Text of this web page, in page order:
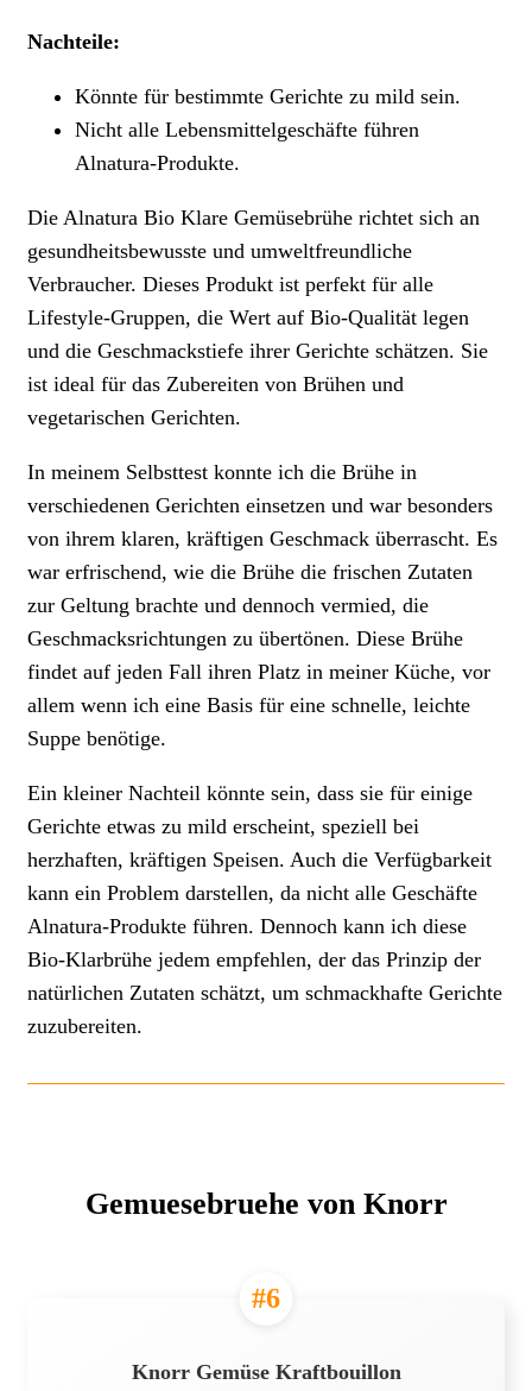
Nachteile:
Könnte für bestimmte Gerichte zu mild sein.
Nicht alle Lebensmittelgeschäfte führen
Alnatura-Produkte.
Die Alnatura Bio Klare Gemüsebrühe richtet sich an
gesundheitsbewusste und umweltfreundliche
Verbraucher. Dieses Produkt ist perfekt für alle
Lifestyle-Gruppen, die Wert auf Bio-Qualität legen
und die Geschmackstiefe ihrer Gerichte schätzen. Sie
ist ideal für das Zubereiten von Brühen und
vegetarischen Gerichten.
In meinem Selbsttest konnte ich die Brühe in
verschiedenen Gerichten einsetzen und war besonders
von ihrem klaren, kräftigen Geschmack überrascht. Es
war erfrischend, wie die Brühe die frischen Zutaten
zur Geltung brachte und dennoch vermied, die
Geschmacksrichtungen zu übertönen. Diese Brühe
findet auf jeden Fall ihren Platz in meiner Küche, vor
allem wenn ich eine Basis für eine schnelle, leichte
Suppe benötige.
Ein kleiner Nachteil könnte sein, dass sie für einige
Gerichte etwas zu mild erscheint, speziell bei
herzhaften, kräftigen Speisen. Auch die Verfügbarkeit
kann ein Problem darstellen, da nicht alle Geschäfte
Alnatura-Produkte führen. Dennoch kann ich diese
Bio-Klarbrühe jedem empfehlen, der das Prinzip der
natürlichen Zutaten schätzt, um schmackhafte Gerichte
zuzubereiten.
Gemuesebruehe von Knorr
#6
Knorr Gemüse Kraftbouillon